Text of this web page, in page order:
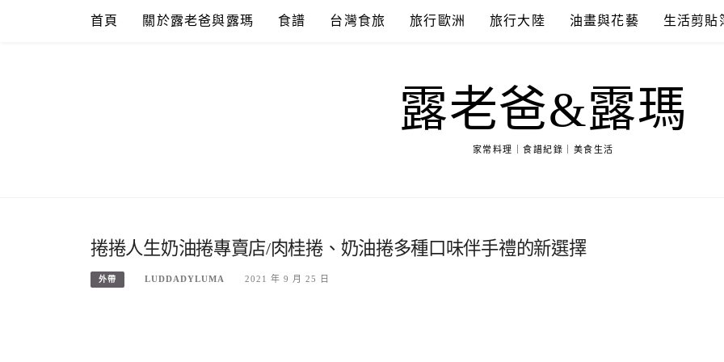
首頁 關於露老爸與露瑪 食譜 台灣食旅 旅行歐洲 旅行大陸 油畫與花藝 生活剪貼
露老爸&露瑪
家常料理｜食譜紀錄｜美食生活
捲捲人生奶油捲專賣店/肉桂捲、奶油捲多種口味伴手禮的新選擇
外帶 LUDDADYLUMA 2021 年 9 月 25 日